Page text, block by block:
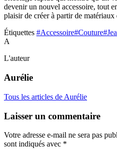
devenir un nouvel accessoire, tout
plaisir de créer à partir de matériaux
Étiquettes #Accessoire#Couture
A
L'auteur
Aurélie
Tous les articles de Aurélie
Laisser un commentaire
Votre adresse e-mail ne sera pas
sont indiqués avec *